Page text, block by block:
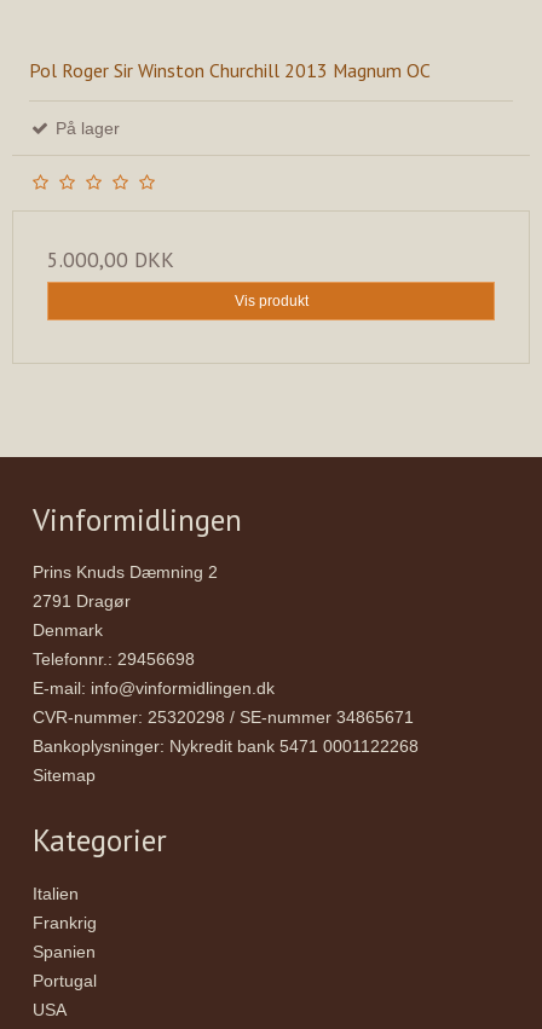
Pol Roger Sir Winston Churchill 2013 Magnum OC
På lager
5.000,00 DKK
Vis produkt
Vinformidlingen
Prins Knuds Dæmning 2
2791 Dragør
Denmark
Telefonnr.: 29456698
E-mail: info@vinformidlingen.dk
CVR-nummer: 25320298 / SE-nummer 34865671
Bankoplysninger: Nykredit bank 5471 0001122268
Sitemap
Kategorier
Italien
Frankrig
Spanien
Portugal
USA